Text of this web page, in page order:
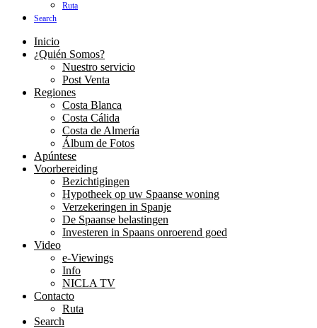
Ruta
Search
Inicio
¿Quién Somos?
Nuestro servicio
Post Venta
Regiones
Costa Blanca
Costa Cálida
Costa de Almería
Álbum de Fotos
Apúntese
Voorbereiding
Bezichtigingen
Hypotheek op uw Spaanse woning
Verzekeringen in Spanje
De Spaanse belastingen
Investeren in Spaans onroerend goed
Video
e-Viewings
Info
NICLA TV
Contacto
Ruta
Search